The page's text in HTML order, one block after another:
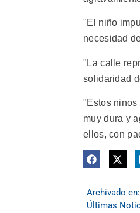
"El niño
necesidad
"La calle
solidaridad
"Estos ninos
muy dura y
ellos, con
Archivado en:
Últimas